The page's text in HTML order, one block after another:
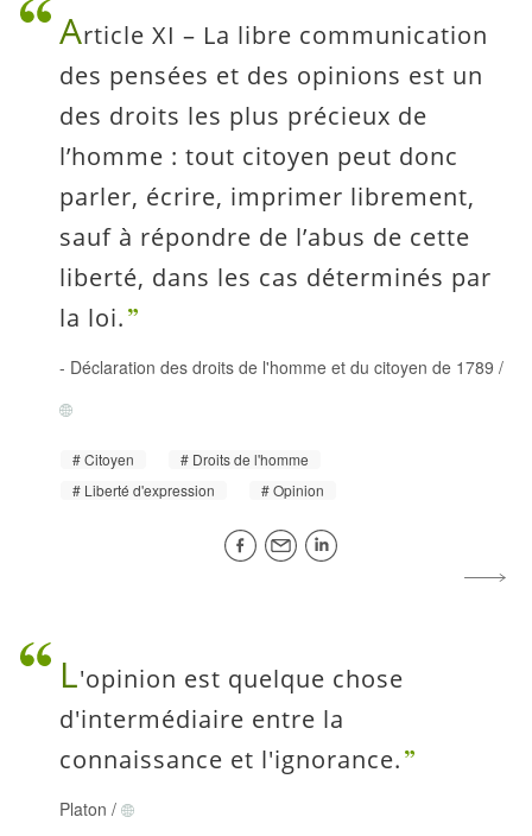
Article XI – La libre communication
des pensées et des opinions est un
des droits les plus précieux de
l’homme : tout citoyen peut donc
parler, écrire, imprimer librement,
sauf à répondre de l’abus de cette
liberté, dans les cas déterminés par
la loi.
- Déclaration des droits de l'homme et du citoyen de 1789 /
Citoyen
Droits de l'homme
Liberté d'expression
Opinion
L'opinion est quelque chose
d'intermédiaire entre la
connaissance et l'ignorance.
Platon /